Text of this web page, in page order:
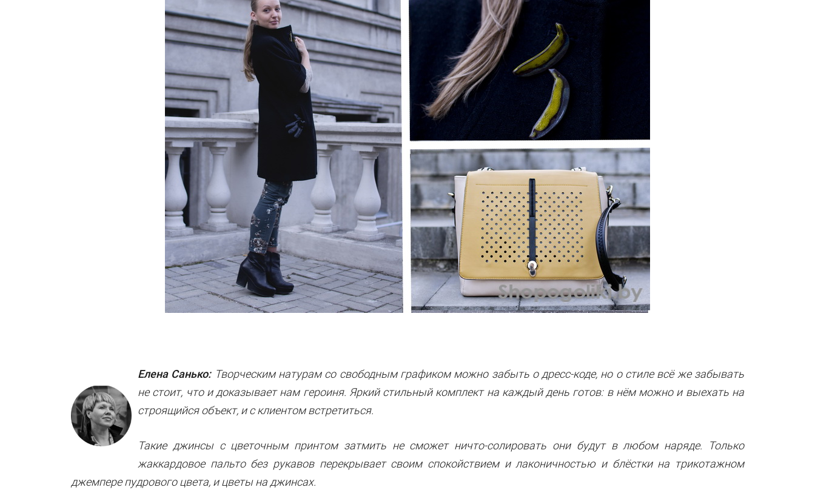
Елена Санько:Творческим натурам со свободным графиком можно забыть о дресс-коде, но о стиле всё же забывать
не стоит, что и доказывает нам героиня. Яркий стильный комплект на каждый день готов: в нём можно и выехать на
строящийся объект, и с клиентом встретиться.
Такие джинсы с цветочным принтом затмить не сможет ничто-солировать они будут в любом наряде. Только
жаккардовое пальто без рукавов перекрывает своим спокойствием и лаконичностью и блёстки на трикотажном
джемпере пудрового цвета, и цветы на джинсах.